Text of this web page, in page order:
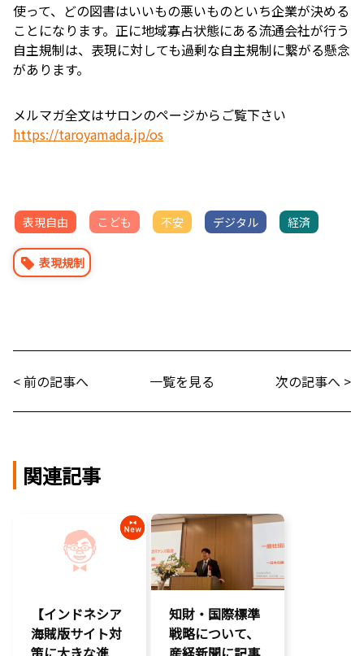
使って、どの図書はいいもの悪いものといち企業が決める
ことになります。正に地域寡占状態にある流通会社が行う
自主規制は、表現に対しても過剰な自主規制に繋がる懸念
があります。
メルマガ全文はサロンのページからご覧下さい
https://taroyamada.jp/os
表現自由 こども 不安 デジタル 経済
表現規制
< 前の記事へ 一覧を見る 次の記事へ >
関連記事
【インドネシア
海賊版サイト対
知財・国際標準
戦略について、